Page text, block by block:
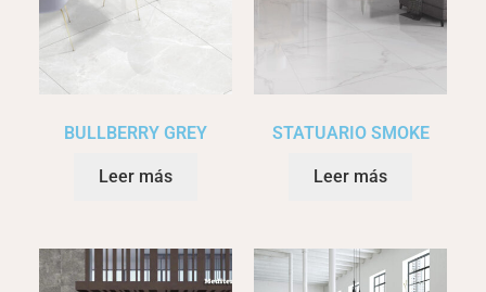
BULLBERRY GREY
Leer más
STATUARIO SMOKE
Leer más